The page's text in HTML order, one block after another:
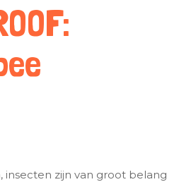
insecten zijn van groot belang